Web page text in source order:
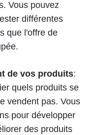
Vous pouvez
différentes
que l'offre de
de vos produits:
quels produits se
vendent pas. Vous
pour développer
des produits